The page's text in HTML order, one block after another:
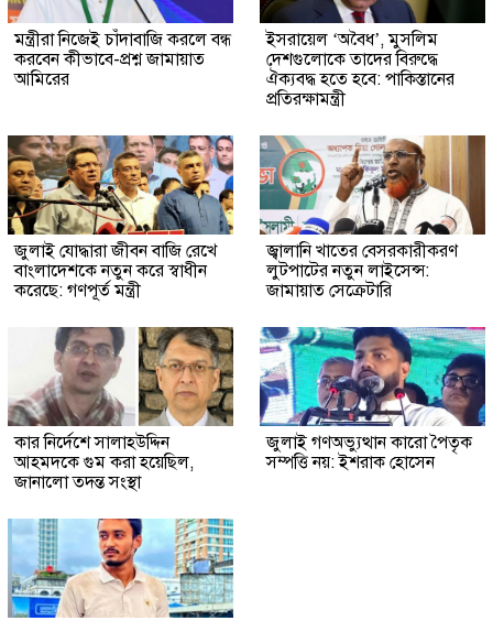
মন্ত্রীরা নিজেই চাঁদাবাজি করলে বন্ধ
করবেন কীভাবে-প্রশ্ন জামায়াত
আমিরের
ইসরায়েল ‘অবৈধ’, মুসলিম
দেশগুলোকে তাদের বিরুদ্ধে
ঐক্যবদ্ধ হতে হবে: পাকিস্তানের
প্রতিরক্ষামন্ত্রী
জুলাই যোদ্ধারা জীবন বাজি রেখে
বাংলাদেশকে নতুন করে স্বাধীন
করেছে: গণপূর্ত মন্ত্রী
জ্বালানি খাতের বেসরকারীকরণ
লুটপাটের নতুন লাইসেন্স:
জামায়াত সেক্রেটারি
কার নির্দেশে সালাহউদ্দিন
আহমদকে গুম করা হয়েছিল,
জানালো তদন্ত সংস্থা
জুলাই গণঅভ্যুত্থান কারো পৈতৃক
সম্পত্তি নয়: ইশরাক হোসেন